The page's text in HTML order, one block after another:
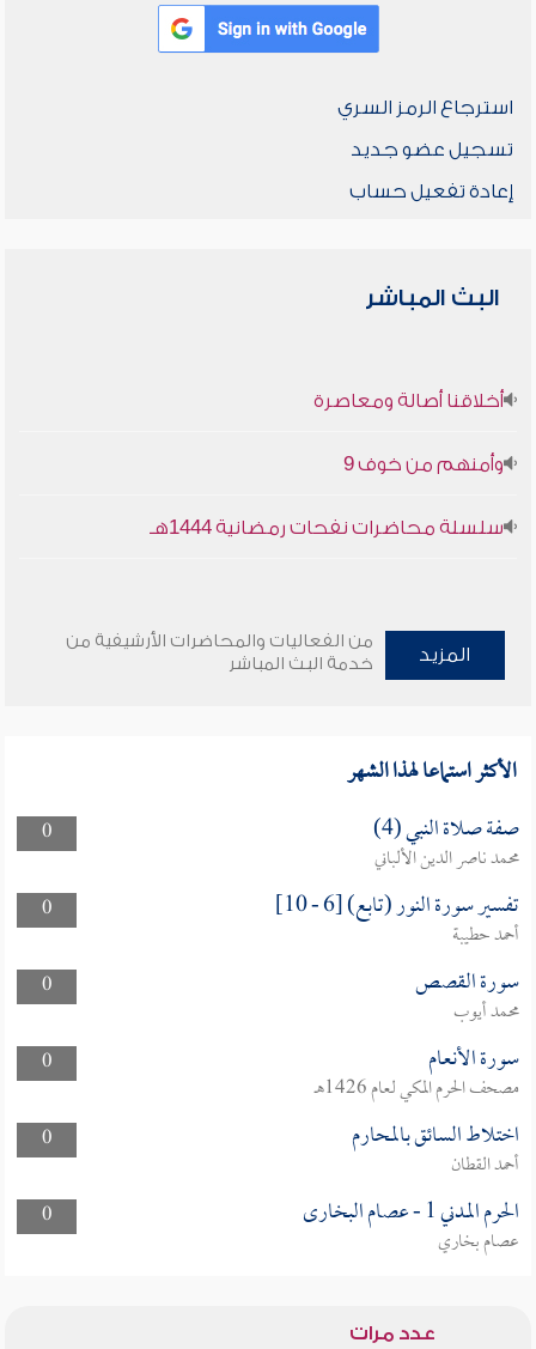
استرجاع الرمز السري
تسجيل عضو جديد
إعادة تفعيل حساب
البث المباشر
أخلاقنا أصالة ومعاصرة
وأمنهم من خوف 9
سلسلة محاضرات نفحات رمضانية 1444هـ
المزيد
من الفعاليات والمحاضرات الأرشيفية من
خدمة البث المباشر
الأكثر استماعا لهذا الشهر
0 صفة صلاة النبي (4)
محمد ناصر الدين الألباني
0
تفسير سورة النور (تابع) [6 - 10]
أحمد حطيبة
0
سورة القصص
محمد أيوب
0
سورة الأنعام
مصحف الحرم المكي لعام 1426هـ
0
اختلاط السائق بالمحارم
أحمد القطان
0
الحرم المدني 1 - عصام البخارى
عصام بخاري
عدد مرات